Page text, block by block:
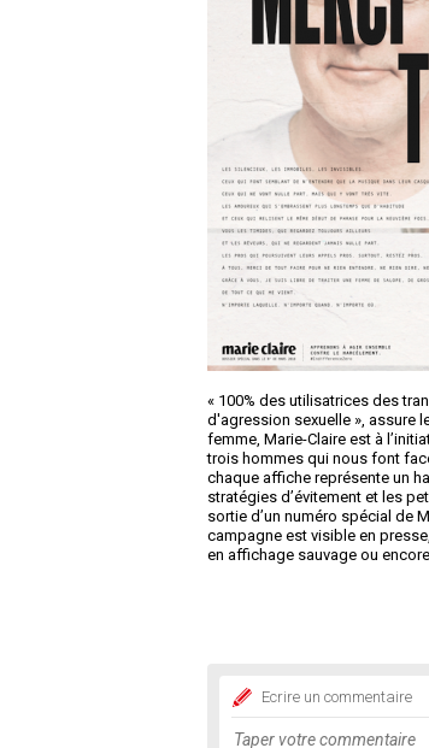
« 100% des utilisatrices des
d'agression sexuelle », assure
femme, Marie-Claire est à
trois hommes qui nous font
chaque affiche représente un
stratégies d’évitement et les
sortie d’un numéro spécial de
campagne est visible en
en affichage sauvage ou
Ecrire un commentaire